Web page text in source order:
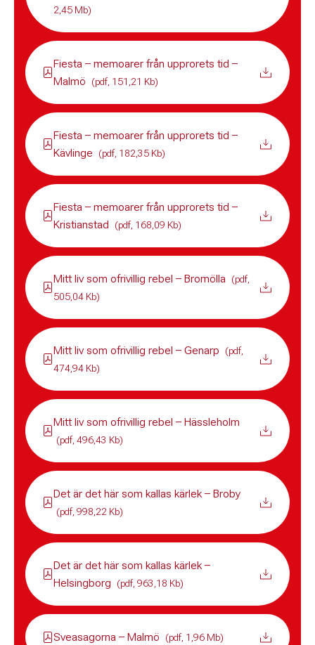
2,45 Mb)
Fiesta – memoarer från upprorets tid –
Malmö
(pdf, 151,21 Kb)
Fiesta – memoarer från upprorets tid –
Kävlinge
(pdf, 182,35 Kb)
Fiesta – memoarer från upprorets tid –
Kristianstad
(pdf, 168,09 Kb)
Mitt liv som ofrivillig rebel – Bromölla (pdf,
505,04 Kb)
Mitt liv som ofrivillig rebel – Genarp
(pdf,
474,94 Kb)
Mitt liv som ofrivillig rebel – Hässleholm
(pdf, 496,43 Kb)
Det är det här som kallas kärlek – Broby
(pdf, 998,22 Kb)
Det är det här som kallas kärlek –
Helsingborg
(pdf, 963,18 Kb)
Sveasagorna – Malmö (pdf, 1,96 Mb)